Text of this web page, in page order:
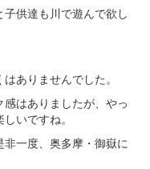
供達も川で遊んで欲し
ありませんでした。
はありましたが、やっ
いですね。
一度、奥多摩・御嶽に